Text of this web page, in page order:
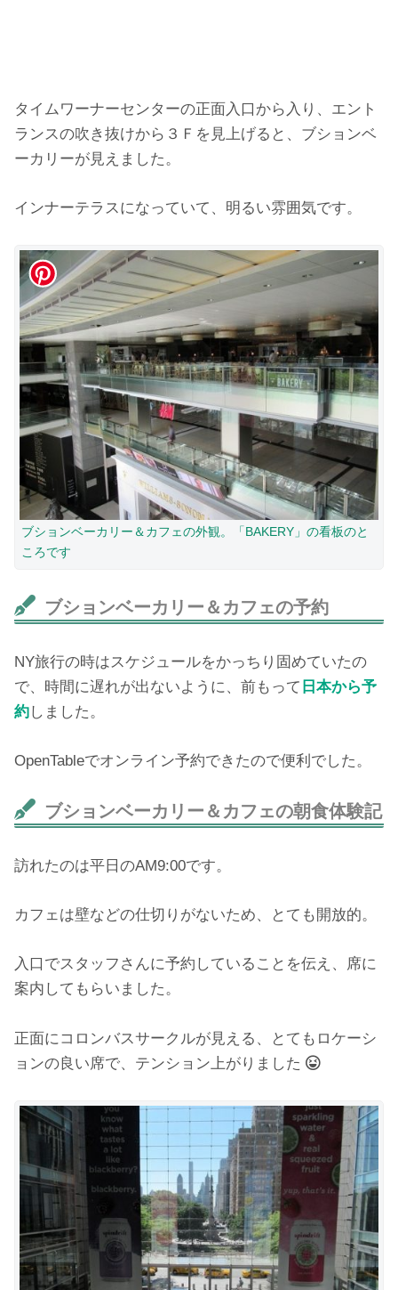
タイムワーナーセンターの正面入口から入り、エント
ランスの吹き抜けから３Ｆを見上げると、ブションベ
ーカリーが見えました。
インナーテラスになっていて、明るい雰囲気です。
ブションベーカリー＆カフェの外観。「BAKERY」の看板のと
ころです
ブションベーカリー＆カフェの予約
NY旅行の時はスケジュールをかっちり固めていたの
で、時間に遅れが出ないように、前もって 日本から予
約しました。
OpenTableでオンライン予約できたので便利でした。
ブションベーカリー＆カフェの朝食体験記
訪れたのは平日のAM9:00です。
カフェは壁などの仕切りがないため、とても開放的。
入口でスタッフさんに予約していることを伝え、席に
案内してもらいました。
正面にコロンバスサークルが見える、とてもロケーシ
ョンの良い席で、テンション上がりました